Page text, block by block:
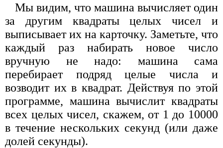
Мы видим, что машина вычисляет один
за другим квадраты целых чисел и
выписывает их на карточку. Заметьте, что
каждый раз набирать новое число
вручную не надо: машина сама
перебирает подряд целые числа и
возводит их в квадрат. Действуя по этой
программе, машина вычислит квадраты
всех целых чисел, скажем, от 1 до 10000
в течение нескольких секунд (или даже
долей секунды).